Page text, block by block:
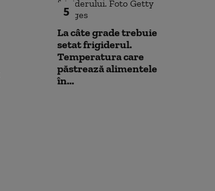
5
La câte grade trebuie
setat frigiderul.
Temperatura care
păstrează alimentele
în...